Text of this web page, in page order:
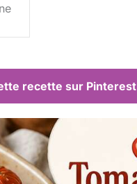
recette sur Pinterest